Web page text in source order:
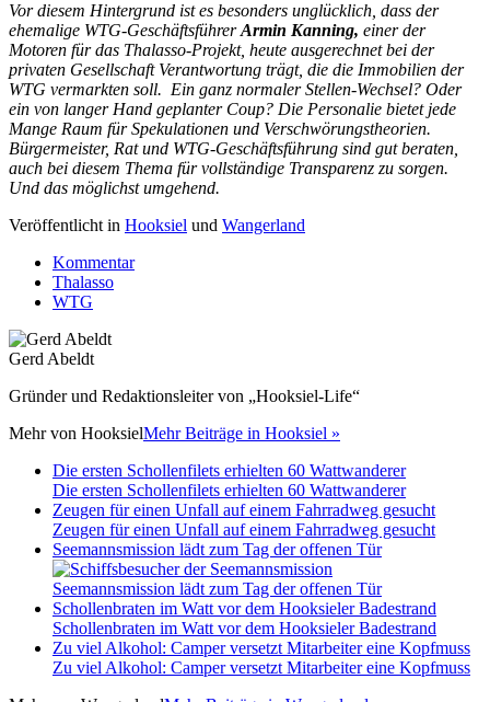
Vor diesem Hintergrund ist es besonders unglücklich, dass der
ehemalige WTG-GeschäftsführerArmin Kanning, einer der
Motoren für das Thalasso-Projekt, heute ausgerechnet bei der
privaten Gesellschaft Verantwortung trägt, die die Immobilien der
WTG vermarkten soll. Ein ganz normaler Stellen-Wechsel? Oder
ein von langer Hand geplanter Coup? Die Personalie bietet jede
Mange Raum für Spekulationen und Verschwörungstheorien.
Bürgermeister, Rat und WTG-Geschäftsführung sind gut beraten,
auch bei diesem Thema für vollständige Transparenz zu sorgen.
Und das möglichst umgehend.
Veröffentlicht in Hooksiel und Wangerland
Kommentar
Thalasso
WTG
Gerd Abeldt
Gründer und Redaktionsleiter von „Hooksiel-Life“
Mehr von HooksielMehr Beiträge in Hooksiel »
Die ersten Schollenfilets erhielten 60 Wattwanderer
Die ersten Schollenfilets erhielten 60 Wattwanderer
Zeugen für einen Unfall auf einem Fahrradweg gesucht
Zeugen für einen Unfall auf einem Fahrradweg gesucht
Seemannsmission lädt zum Tag der offenen Tür
Seemannsmission lädt zum Tag der offenen Tür
Schollenbraten im Watt vor dem Hooksieler Badestrand
Schollenbraten im Watt vor dem Hooksieler Badestrand
Zu viel Alkohol: Camper versetzt Mitarbeiter eine Kopfmuss
Zu viel Alkohol: Camper versetzt Mitarbeiter eine Kopfmuss